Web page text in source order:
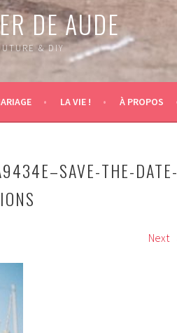
DE AUDE
& DIY
LA VIE ! À PROPOS
THE-DATE-
Next